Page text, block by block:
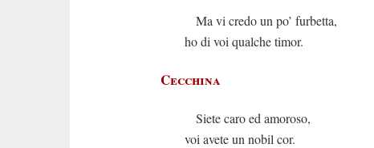
Ma vi credo un po’ furbetta,
ho di voi qualche timor.
Cecchina
Siete caro ed amoroso,
voi avete un nobil cor.